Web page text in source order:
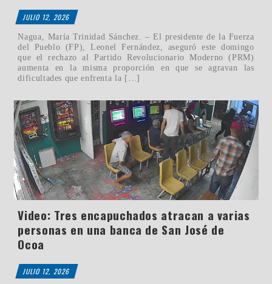
JULIO 12, 2026
Nagua, María Trinidad Sánchez. – El presidente de la Fuerza
del Pueblo (FP), Leonel Fernández, aseguró este domingo
que el rechazo al Partido Revolucionario Moderno (PRM)
aumenta en la misma proporción en que se agravan las
dificultades que enfrenta la […]
Video: Tres encapuchados atracan a varias
personas en una banca de San José de
Ocoa
JULIO 12, 2026